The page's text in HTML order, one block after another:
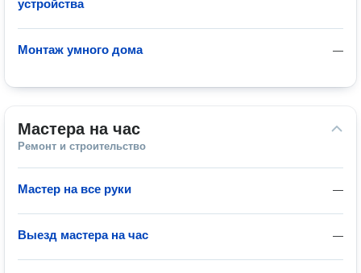
устройства
—
Монтаж умного дома
Мастера на час
Ремонт и строительство
—
Мастер на все руки
—
Выезд мастера на час